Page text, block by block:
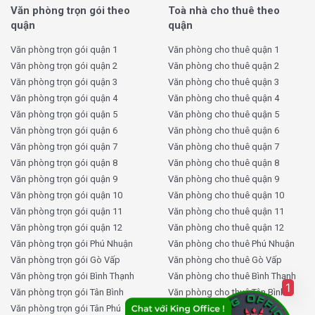
Đội ngũ quản lý tận tâm:
Luôn hỗ trợ nhanh chóng
các yêu cầu từ doanh nghiệp thuê.
4gs texas realty building quận 10
2. Trang thiết bị hiện đại và tiện nghi
Thang máy tốc độ cao:
Giúp di chuyển giữa các
tầng nhanh chóng, an toàn.
Văn phòng trọn gói theo
quận
Văn phòng trọn gói quận 1
Văn phòng trọn gói quận 2
Văn phòng trọn gói quận 3
Văn phòng trọn gói quận 4
Văn phòng trọn gói quận 5
Văn phòng trọn gói quận 6
Văn phòng trọn gói quận 7
Văn phòng trọn gói quận 8
Văn phòng trọn gói quận 9
Văn phòng trọn gói quận 10
Văn phòng trọn gói quận 11
Văn phòng trọn gói quận 12
Văn phòng trọn gói Phú Nhuận
Văn phòng trọn gói Gò Vấp
Văn phòng trọn gói Bình Thạnh
Văn phòng trọn gói Tân Bình
Văn phòng trọn gói Tân Phú
Toà nhà cho thuê theo
quận
Văn phòng cho thuê quận 1
Văn phòng cho thuê quận 2
Văn phòng cho thuê quận 3
Văn phòng cho thuê quận 4
Văn phòng cho thuê quận 5
Văn phòng cho thuê quận 6
Văn phòng cho thuê quận 7
Văn phòng cho thuê quận 8
Văn phòng cho thuê quận 9
Văn phòng cho thuê quận 10
Văn phòng cho thuê quận 11
Văn phòng cho thuê quận 12
Văn phòng cho thuê Phú Nhuận
Văn phòng cho thuê Gò Vấp
Văn phòng cho thuê Bình Thạnh
Văn phòng cho thuê Tân Bình
Văn phòng cho thuê Tân Phú
1